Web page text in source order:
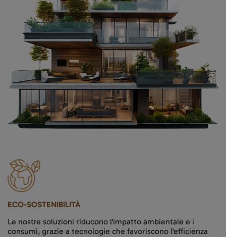
ECO-SOSTENIBILITÀ
Le nostre soluzioni riducono l'impatto ambientale e i
consumi, grazie a tecnologie che favoriscono l'efficienza